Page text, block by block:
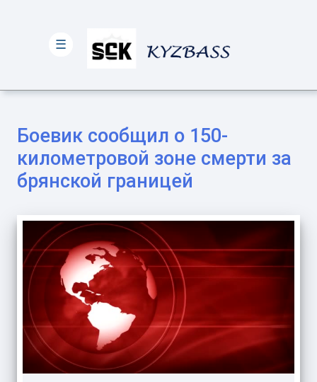
Боевик сообщил о 150-
километровой зоне смерти за
брянской границей
☰